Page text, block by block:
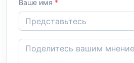
Ваше имя *